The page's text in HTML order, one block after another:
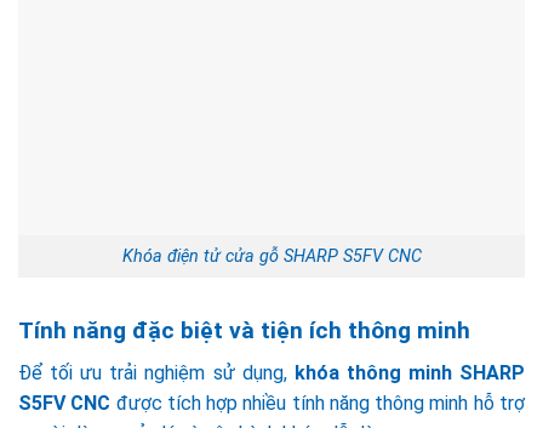
Khóa điện tử cửa gỗ SHARP S5FV CNC
Tính năng đặc biệt và tiện ích thông minh
Để tối ưu trải nghiệm sử dụng, khóa thông minh SHARP
S5FV CNC được tích hợp nhiều tính năng thông minh hỗ trợ